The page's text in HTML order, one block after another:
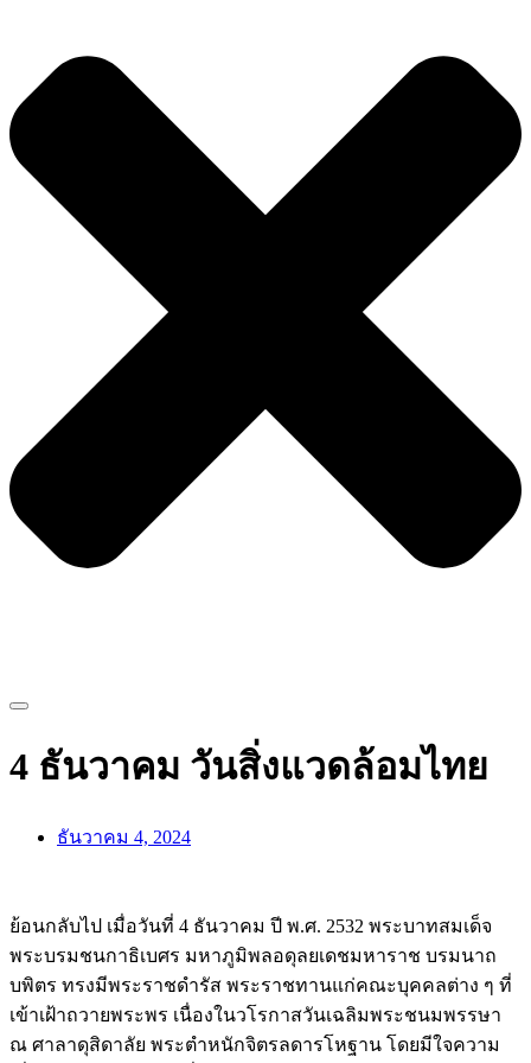
4 ธันวาคม วันสิ่งแวดล้อมไทย
ธันวาคม 4, 2024
ย้อนกลับไป เมื่อวันที่ 4 ธันวาคม ปี พ.ศ. 2532 พระบาทสมเด็จ
พระบรมชนกาธิเบศร มหาภูมิพลอดุลยเดชมหาราช บรมนาถ
บพิตร ทรงมีพระราชดํารัส พระราชทานแก่คณะบุคคลต่าง ๆ ที่
เข้าเฝ้าถวายพระพร เนื่องในวโรกาสวันเฉลิมพระชนมพรรษา
ณ ศาลาดุสิดาลัย พระตําหนักจิตรลดารโหฐาน โดยมีใจความ